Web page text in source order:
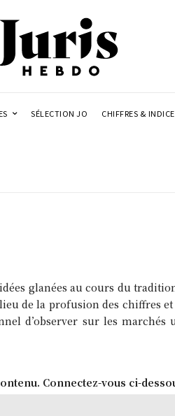
SÉLECTION JO CHIFFRES &
glanées au cours du
de la profusion des chiffres
d’observer sur les
Connectez-vous ci-